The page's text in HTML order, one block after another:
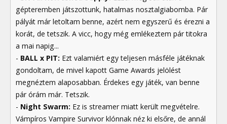
gépteremben játszottunk, hatalmas nosztalgiabomba. Pár
pályát már letoltam benne, azért nem egyszerű és érezni a
korát, de tetszik. A vicc, hogy még emlékeztem pár titokra
a mai napig...
- BALL x PIT: Ezt valamiért egy teljesen másféle játéknak
gondoltam, de mivel kapott Game Awards jelölést
megnéztem alaposabban. Érdekes egy játék, van benne
pár órám már. Tetszik.
- Night Swarm: Ez is streamer miatt került megvételre.
Vámpíros Vampire Survivor klónnak néz ki elsőre, de annál